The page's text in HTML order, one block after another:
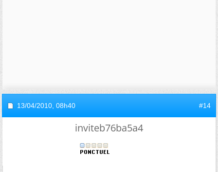
13/04/2010, 08h40 #14
inviteb76ba5a4